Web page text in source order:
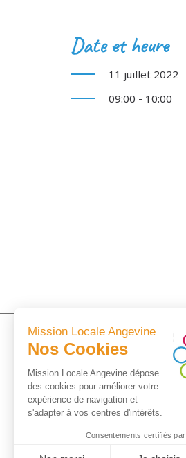
Date et heure
11 juillet 2022
09:00 - 10:00
Mission Locale Angevine
Nos Cookies
Mission Locale Angevine dépose
des cookies pour améliorer votre
expérience de navigation et
s'adapter à vos centres d'intérêts.
Consentements certifiés par